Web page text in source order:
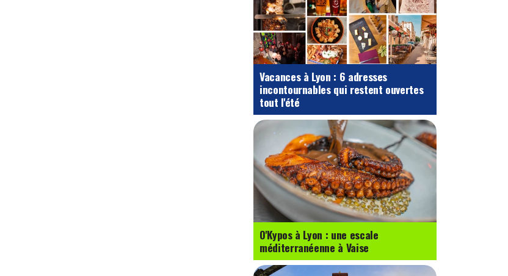
Vacances à Lyon : 6 adresses
incontournables qui restent ouvertes
tout l'été
O'Kypos à Lyon : une escale
méditerranéenne à Vaise